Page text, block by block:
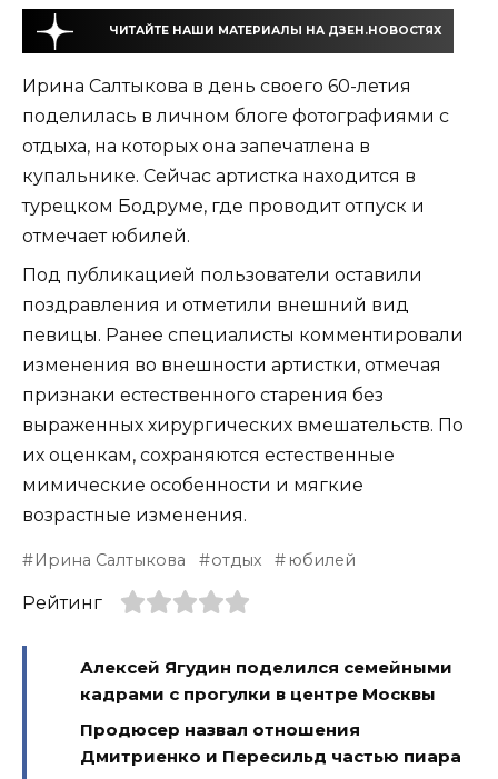
ЧИТАЙТЕ НАШИ МАТЕРИАЛЫ НА ДЗЕН.НОВОСТЯХ
Ирина Салтыкова в день своего 60-летия
поделилась в личном блоге фотографиями с
отдыха, на которых она запечатлена в
купальнике. Сейчас артистка находится в
турецком Бодруме, где проводит отпуск и
отмечает юбилей.
Под публикацией пользователи оставили
поздравления и отметили внешний вид
певицы. Ранее специалисты комментировали
изменения во внешности артистки, отмечая
признаки естественного старения без
выраженных хирургических вмешательств. По
их оценкам, сохраняются естественные
мимические особенности и мягкие
возрастные изменения.
Ирина Салтыкова отдых юбилей
Рейтинг
Алексей Ягудин поделился семейными
кадрами с прогулки в центре Москвы
Продюсер назвал отношения
Дмитриенко и Пересильд частью пиара